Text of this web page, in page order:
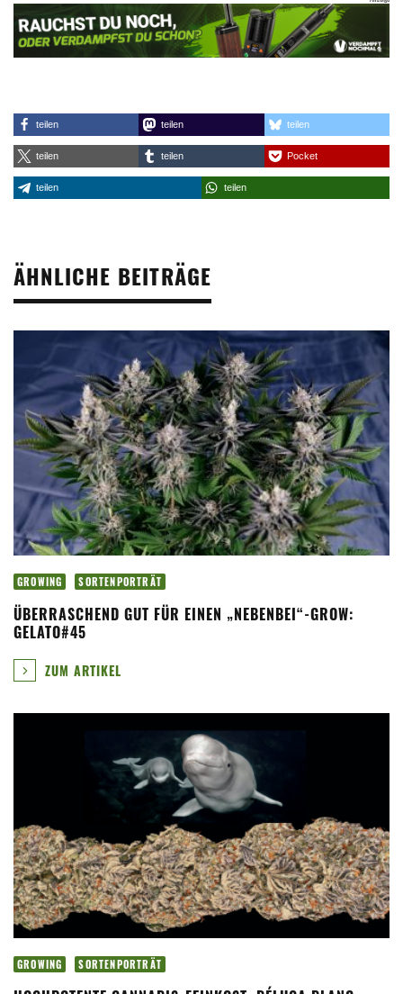
teilen teilen teilen
teilen teilen Pocket
teilen teilen
ÄHNLICHE BEITRÄGE
GROWING SORTENPORTRÄT
ÜBERRASCHEND GUT FÜR EINEN „NEBENBEI“-GROW:
GELATO#45
ZUM ARTIKEL
GROWING SORTENPORTRÄT